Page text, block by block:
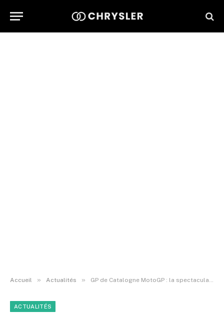
Accueil » Actualités » GP de Catalogne MotoGP : la spectaculaire chute de Johann Zarco au deuxième départ en vidéo
ACTUALITÉS